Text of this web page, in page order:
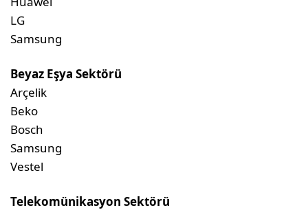
LG
Samsung
Beyaz Eşya Sektörü
Arçelik
Beko
Bosch
Samsung
Vestel
Telekomünikasyon Sektörü